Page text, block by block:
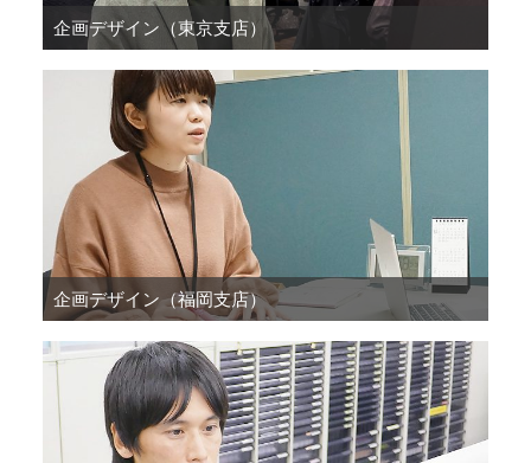
企画デザイン（東京支店）
企画デザイン（福岡支店）